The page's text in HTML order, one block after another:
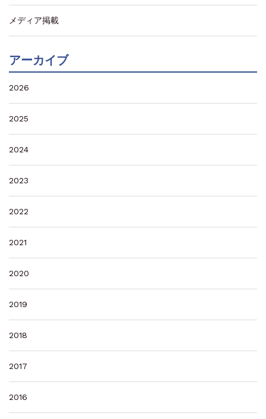
メディア掲載
アーカイブ
2026
2025
2024
2023
2022
2021
2020
2019
2018
2017
2016